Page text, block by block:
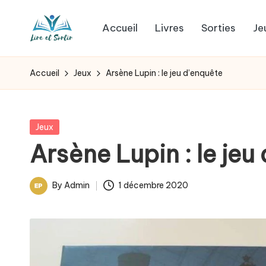
L
i
e
e
t
s
livres
pour
les
goûts,
des
pour
Accueil Livres Sorties
Accueil Jeux Arsène Lupin : le jeu d’enquête
Posted
Jeux
Arsène Lupin : le jeu
Posted
By Admin 1 décembre 2020